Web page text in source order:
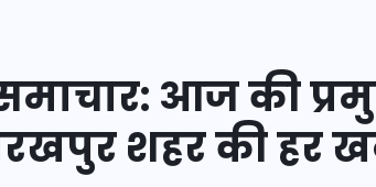
आज की
शहर की हर